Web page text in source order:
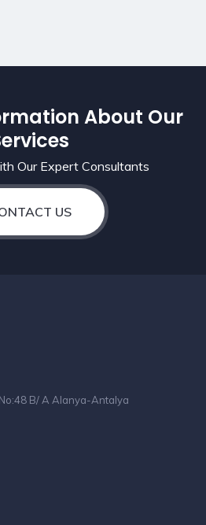
About Our
Our Expert Consultants
US
B/ A Alanya-Antalya